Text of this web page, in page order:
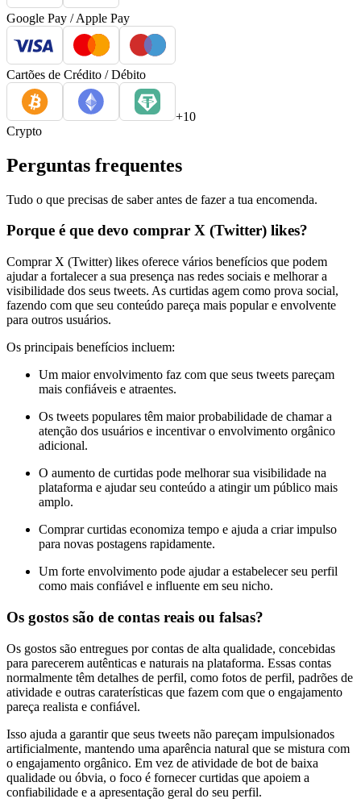
Google Pay / Apple Pay
Cartões de Crédito / Débito
+10
Crypto
Perguntas frequentes
Tudo o que precisas de saber antes de fazer a tua encomenda.
Porque é que devo comprar X (Twitter) likes?
Comprar X (Twitter) likes oferece vários benefícios que podem
ajudar a fortalecer a sua presença nas redes sociais e melhorar a
visibilidade dos seus tweets. As curtidas agem como prova social,
fazendo com que seu conteúdo pareça mais popular e envolvente
para outros usuários.
Os principais benefícios incluem:
Um maior envolvimento faz com que seus tweets pareçam
mais confiáveis e atraentes.
Os tweets populares têm maior probabilidade de chamar a
atenção dos usuários e incentivar o envolvimento orgânico
adicional.
O aumento de curtidas pode melhorar sua visibilidade na
plataforma e ajudar seu conteúdo a atingir um público mais
amplo.
Comprar curtidas economiza tempo e ajuda a criar impulso
para novas postagens rapidamente.
Um forte envolvimento pode ajudar a estabelecer seu perfil
como mais confiável e influente em seu nicho.
Os gostos são de contas reais ou falsas?
Os gostos são entregues por contas de alta qualidade, concebidas
para parecerem autênticas e naturais na plataforma. Essas contas
normalmente têm detalhes de perfil, como fotos de perfil, padrões de
atividade e outras caraterísticas que fazem com que o engajamento
pareça realista e confiável.
Isso ajuda a garantir que seus tweets não pareçam impulsionados
artificialmente, mantendo uma aparência natural que se mistura com
o engajamento orgânico. Em vez de atividade de bot de baixa
qualidade ou óbvia, o foco é fornecer curtidas que apoiem a
confiabilidade e a apresentação geral do seu perfil.